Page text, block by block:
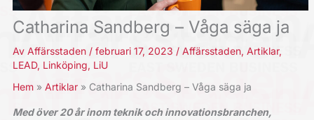
Catharina Sandberg – Våga säga ja
Av Affärsstaden / februari 17, 2023 / Affärsstaden, Artiklar,
LEAD, Linköping, LiU
Hem
Artiklar Catharina Sandberg – Våga säga ja
Med över 20 år inom teknik och innovations­branchen,